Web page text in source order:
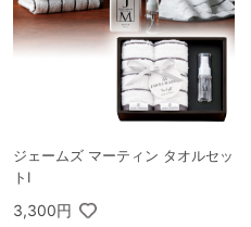
ジェームズ マーティン タオルセッ
トI
3,300円